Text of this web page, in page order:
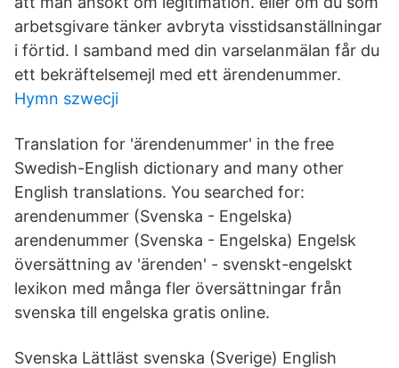
arbetsgivare tänker avbryta visstidsanställningar
i förtid. I samband med din varselanmälan får du
ett bekräftelsemejl med ett ärendenummer.
Hymn szwecji
Translation for 'ärendenummer' in the free
Swedish-English dictionary and many other
English translations. You searched for:
arendenummer (Svenska - Engelska)
arendenummer (Svenska - Engelska) Engelsk
översättning av 'ärenden' - svenskt-engelskt
lexikon med många fler översättningar från
svenska till engelska gratis online.
Svenska Lättläst svenska (Sverige) English